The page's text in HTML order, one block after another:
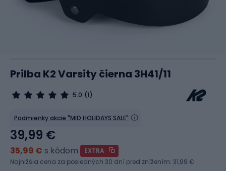
Prilba K2 Varsity čierna 3H41/11
5.0 (1)
Podmienky akcie "MID HOLIDAYS SALE"
39,99 €
35,99 € s kódom
EXTRA
Najnižšia cena za posledných 30 dní pred znížením: 31,99 €